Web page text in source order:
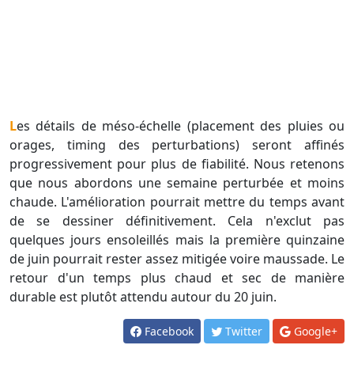
Les détails de méso-échelle (placement des pluies ou
orages, timing des perturbations) seront affinés
progressivement pour plus de fiabilité. Nous retenons
que nous abordons une semaine perturbée et moins
chaude. L'amélioration pourrait mettre du temps avant
de se dessiner définitivement. Cela n'exclut pas
quelques jours ensoleillés mais la première quinzaine
de juin pourrait rester assez mitigée voire maussade. Le
retour d'un temps plus chaud et sec de manière
durable est plutôt attendu autour du 20 juin.
Facebook Twitter Google+